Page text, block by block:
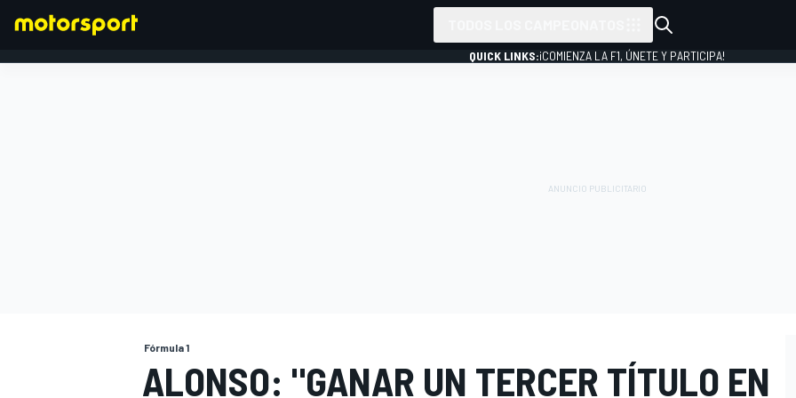
QUICK LINKS:¡COMIENZA LA F1, ÚNETE Y PARTICIPA!
Fórmula 1
ALONSO: "GANAR UN TERCER TÍTULO EN